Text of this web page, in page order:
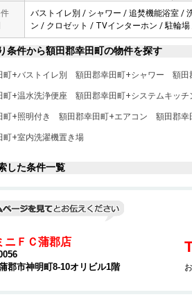
バストイレ別 / シャワー / 追焚機能浴室 /
ン / クロゼット / TVインターホン / 駐輪
条件から額田郡幸田町の物件を探す
町+バストイレ別 額田郡幸田町+シャワー 額田
町+温水洗浄便座 額田郡幸田町+システムキッチ
町+照明付き 額田郡幸田町+エアコン 額田郡幸
町+室内洗濯機置き場
した条件一覧
ニＦＣ蒲郡店
郡市神明町8-10オリビル1階